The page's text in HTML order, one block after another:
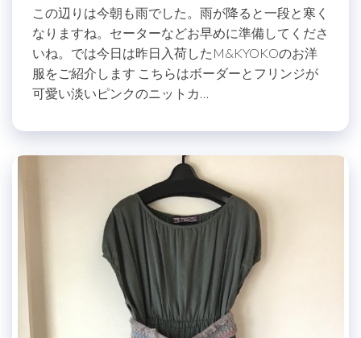
この辺りは今朝も雨でした。雨が降ると一段と寒く
なりますね。セーターなどお早めに準備してくださ
いね。では今日は昨日入荷したM&KYOKOのお洋
服をご紹介します こちらはボーダーとフリンジが
可愛い淡いピンクのニットカ…